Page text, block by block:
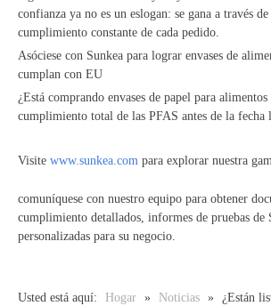
confianza ya no es un eslogan: se gana a través
cumplimiento constante de cada pedido.
Asóciese con Sunkea para lograr envases de
cumplan con EU
¿Está comprando envases de papel para
cumplimiento total de las PFAS antes de la
Visite www.sunkea.com para explorar nuestra
comuníquese con nuestro equipo para obtener
cumplimiento detallados, informes de pruebas de
personalizadas para su negocio.
Usted está aquí: Hogar » Noticias » ¿Están